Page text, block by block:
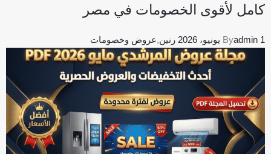
كامل لأقوى الخصومات في مصر
Byadmin 1 يونيو، 2026 رنين,عروض وخصومات